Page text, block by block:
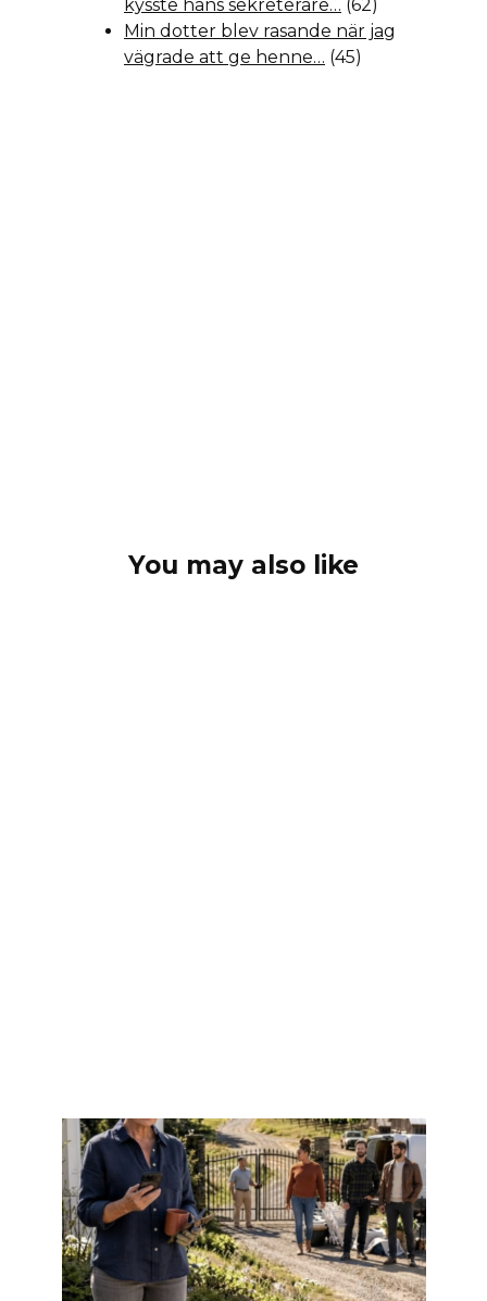
kysste hans sekreterare… (62)
Min dotter blev rasande när jag
vägrade att ge henne… (45)
You may also like